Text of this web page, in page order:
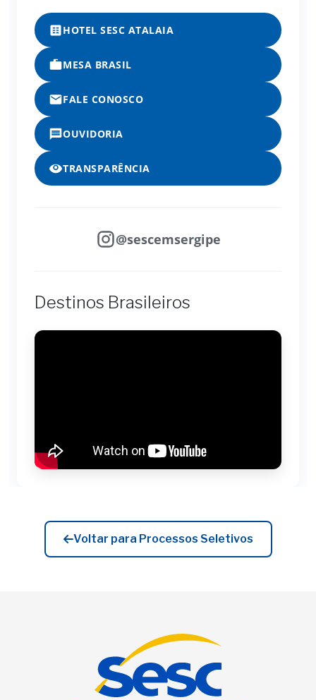
HOTEL SESC ATALAIA
MESA BRASIL
FALE CONOSCO
OUVIDORIA
TRANSPARÊNCIA
@sescemsergipe
Destinos Brasileiros
Voltar para Processos Seletivos